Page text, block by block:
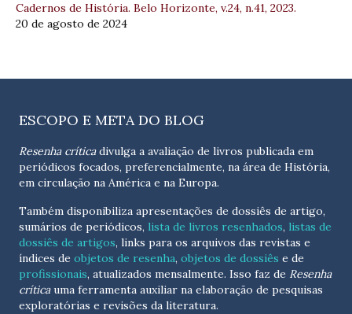
Cadernos de História. Belo Horizonte, v.24, n.41, 2023.
20 de agosto de 2024
ESCOPO E META DO BLOG
Resenha críticadivulga a avaliação de livros publicada em
periódicos focados, preferencialmente, na área de História,
em circulação na América e na Europa.
Também disponibiliza apresentações de dossiês de artigo,
sumários de periódicos, lista de livros resenhados, listas de
dossiês de artigos, links para os arquivos das revistas e
índices de objetos de resenha, objetos de dossiês e de
profissionais, atualizados mensalmente. Isso faz de Resenha
críticauma ferramenta auxiliar na elaboração de pesquisas
exploratórias e revisões da literatura.